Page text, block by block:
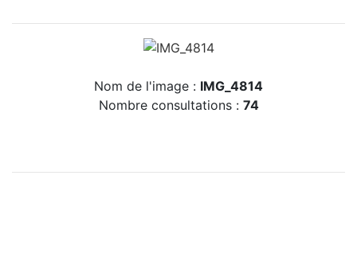
Nom de l'image : IMG_4814
Nombre consultations : 74